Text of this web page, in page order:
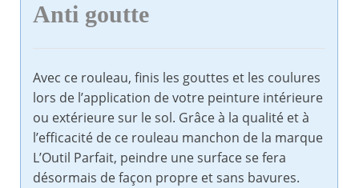
Anti goutte
Avec ce rouleau, finis les gouttes et les coulures
lors de l’application de votre peinture intérieure
ou extérieure sur le sol. Grâce à la qualité et à
l’efficacité de ce rouleau manchon de la marque
L’Outil Parfait, peindre une surface se fera
désormais de façon propre et sans bavures.